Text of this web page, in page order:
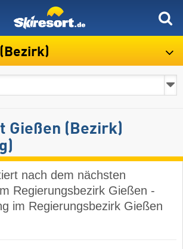
Gießen (Bezirk)
nach dem nächsten
Regierungsbezirk Gießen -
im Regierungsbezirk Gießen